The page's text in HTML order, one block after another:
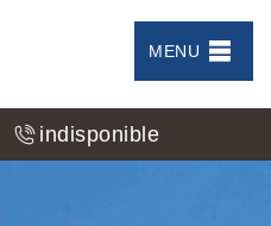
MENU
indisponible